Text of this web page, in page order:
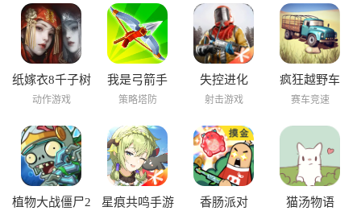
纸嫁衣8千子树
动作游戏
我是弓箭手
策略塔防
失控进化
射击游戏
疯狂越野车
赛车竞速
植物大战僵尸2
星痕共鸣手游 香肠派对 猫汤物语